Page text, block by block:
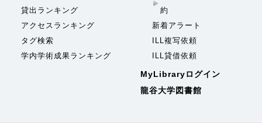
貸出ランキング
アクセスランキング
タグ検索
学内学術成果ランキング
約
新着アラート
ILL複写依頼
ILL貸借依頼
MyLibraryログイン
龍谷大学図書館